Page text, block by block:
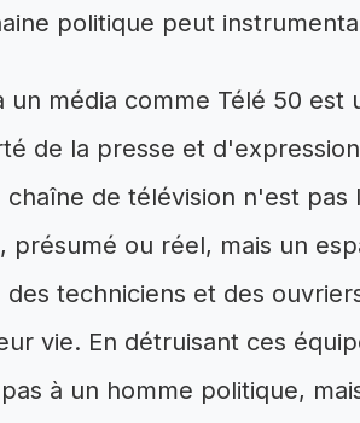
politique peut
un média comme Télé 50
de la presse et
chaîne de télévision n'est
présumé ou réel, mais un
des techniciens et des
vie. En détruisant ces
à un homme politique,